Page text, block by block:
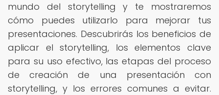
mundo del storytelling y te mostraremos
cómo puedes utilizarlo para mejorar tus
presentaciones. Descubrirás los beneficios de
aplicar el storytelling, los elementos clave
para su uso efectivo, las etapas del proceso
de creación de una presentación con
storytelling, y los errores comunes a evitar.